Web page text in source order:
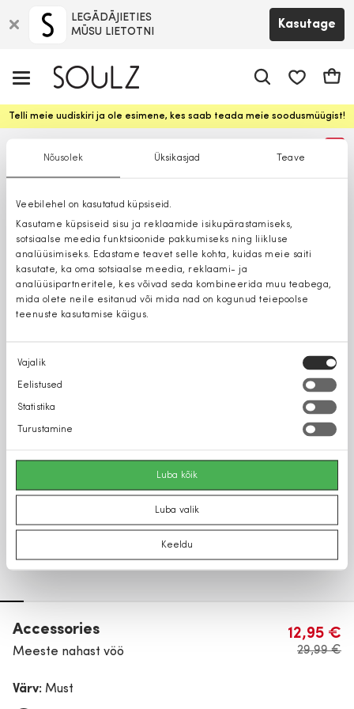
Nõusolek Üksikasjad Teave
Veebilehel on kasutatud küpsiseid.
Kasutame küpsiseid sisu ja reklaamide isikupärastamiseks,
sotsiaalse meedia funktsioonide pakkumiseks ning liikluse
analüüsimiseks. Edastame teavet selle kohta, kuidas meie saiti
kasutate, ka oma sotsiaalse meedia, reklaami- ja
analüüsipartneritele, kes võivad seda kombineerida muu teabega,
mida olete neile esitanud või mida nad on kogunud teiepoolse
teenuste kasutamise käigus.
Nõusoleku
valik
Vajalik
Eelistused
Statistika
Turustamine
Luba kõik
Luba valik
Keeldu
LEGĀDĀJIETIES
MŪSU LIETOTNI
Kasutage
Telli meie uudiskiri ja ole esimene, kes saab teada meie soodusmüügist!
Accessories
Meeste nahast vöö
12,95 €
29,99 €
Värv: Must